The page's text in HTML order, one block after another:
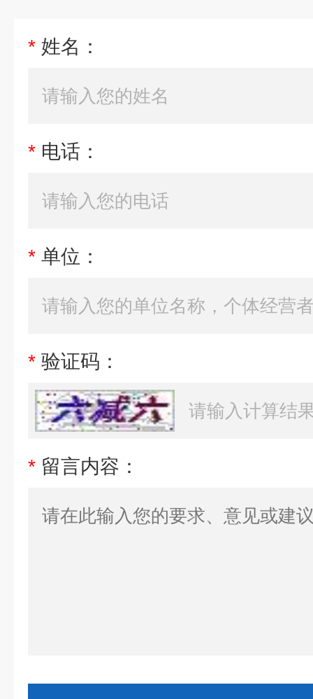
* 姓名：
* 电话：
* 单位：
* 验证码：
* 留言内容：